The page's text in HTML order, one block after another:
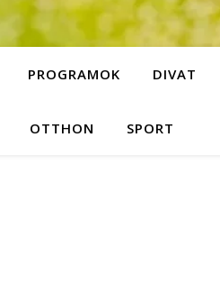
PROGRAMOK DIVAT
OTTHON SPORT